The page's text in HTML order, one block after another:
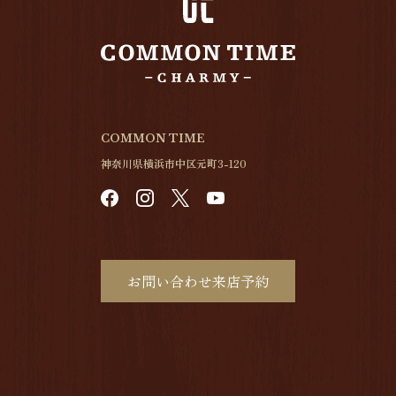
COMMON TIME
神奈川県横浜市中区元町3-120
お問い合わせ来店予約